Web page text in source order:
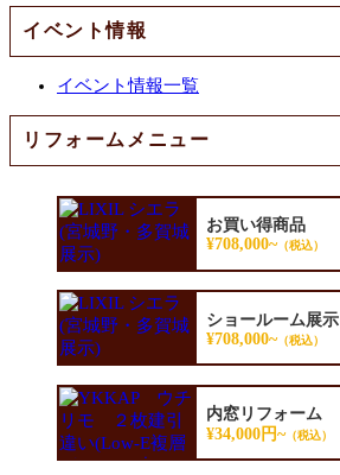
イベント情報
イベント情報一覧
リフォームメニュー
お買い得商品
¥708,000~（税込）
ショールーム展示
¥708,000~（税込）
内窓リフォーム
¥34,000円~（税込）